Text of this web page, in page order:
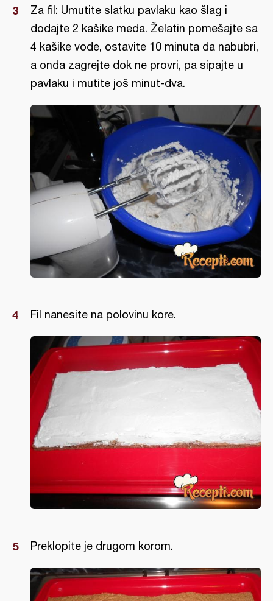
Za fil: Umutite slatku pavlaku kao šlag i
dodajte 2 kašike meda. Želatin pomešajte sa
4 kašike vode, ostavite 10 minuta da nabubri,
a onda zagrejte dok ne provri, pa sipajte u
pavlaku i mutite još minut-dva.
Fil nanesite na polovinu kore.
Preklopite je drugom korom.